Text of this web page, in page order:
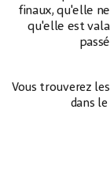
finaux, qu'elle
qu'elle est
Vous trouverez
dans